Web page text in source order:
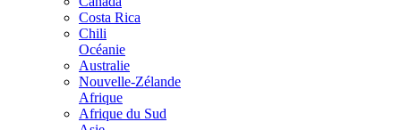
Costa Rica
Chili
Océanie
Australie
Nouvelle-Zélande
Afrique
Afrique du Sud